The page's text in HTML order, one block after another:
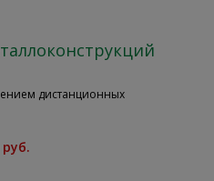
дистанционных